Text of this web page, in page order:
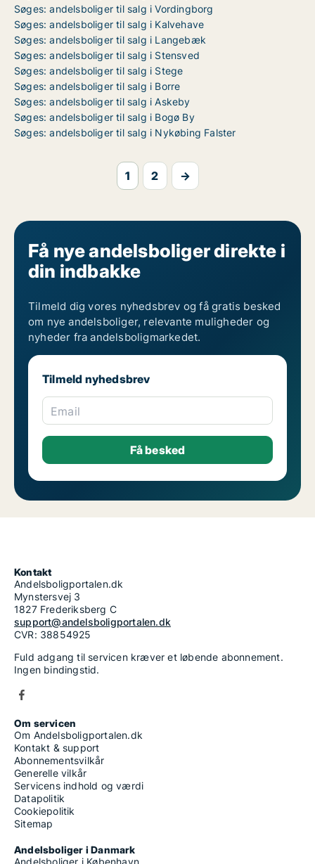
Søges: andelsboliger til salg i Vordingborg
Søges: andelsboliger til salg i Kalvehave
Søges: andelsboliger til salg i Langebæk
Søges: andelsboliger til salg i Stensved
Søges: andelsboliger til salg i Stege
Søges: andelsboliger til salg i Borre
Søges: andelsboliger til salg i Askeby
Søges: andelsboliger til salg i Bogø By
Søges: andelsboliger til salg i Nykøbing Falster
1 2 →
Få nye andelsboliger direkte i
din indbakke
Tilmeld dig vores nyhedsbrev og få gratis besked
om nye andelsboliger, relevante muligheder og
nyheder fra andelsboligmarkedet.
Tilmeld nyhedsbrev
Email
Kontakt
Andelsboligportalen.dk
Mynstersvej 3
1827 Frederiksberg C
support@andelsboligportalen.dk
CVR: 38854925
Fuld adgang til servicen kræver et løbende abonnement.
Ingen bindingstid.
Om servicen
Om Andelsboligportalen.dk
Kontakt & support
Abonnementsvilkår
Generelle vilkår
Servicens indhold og værdi
Datapolitik
Cookiepolitik
Sitemap
Andelsboliger i Danmark
Andelsboliger i København